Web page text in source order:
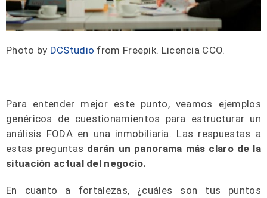
Photo by DCStudio from Freepik. Licencia CCO.
Para entender mejor este punto, veamos ejemplos
genéricos de cuestionamientos para estructurar un
análisis FODA en una inmobiliaria. Las respuestas a
estas preguntas darán un panorama más claro de la
situación actual del negocio.
En cuanto a fortalezas, ¿cuáles son tus puntos